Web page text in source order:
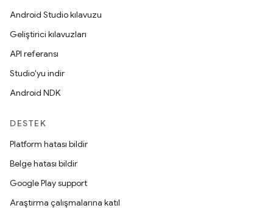
Android Studio kılavuzu
Geliştirici kılavuzları
API referansı
Studio'yu indir
Android NDK
DESTEK
Platform hatası bildir
Belge hatası bildir
Google Play support
Araştırma çalışmalarına katıl